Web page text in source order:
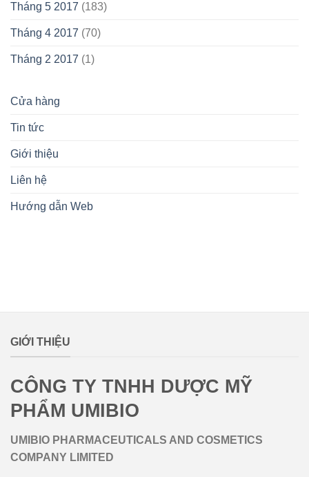
Tháng 5 2017 (183)
Tháng 4 2017 (70)
Tháng 2 2017 (1)
Cửa hàng
Tin tức
Giới thiệu
Liên hệ
Hướng dẫn Web
GIỚI THIỆU
CÔNG TY TNHH DƯỢC MỸ
PHẨM UMIBIO
UMIBIO PHARMACEUTICALS AND COSMETICS
COMPANY LIMITED